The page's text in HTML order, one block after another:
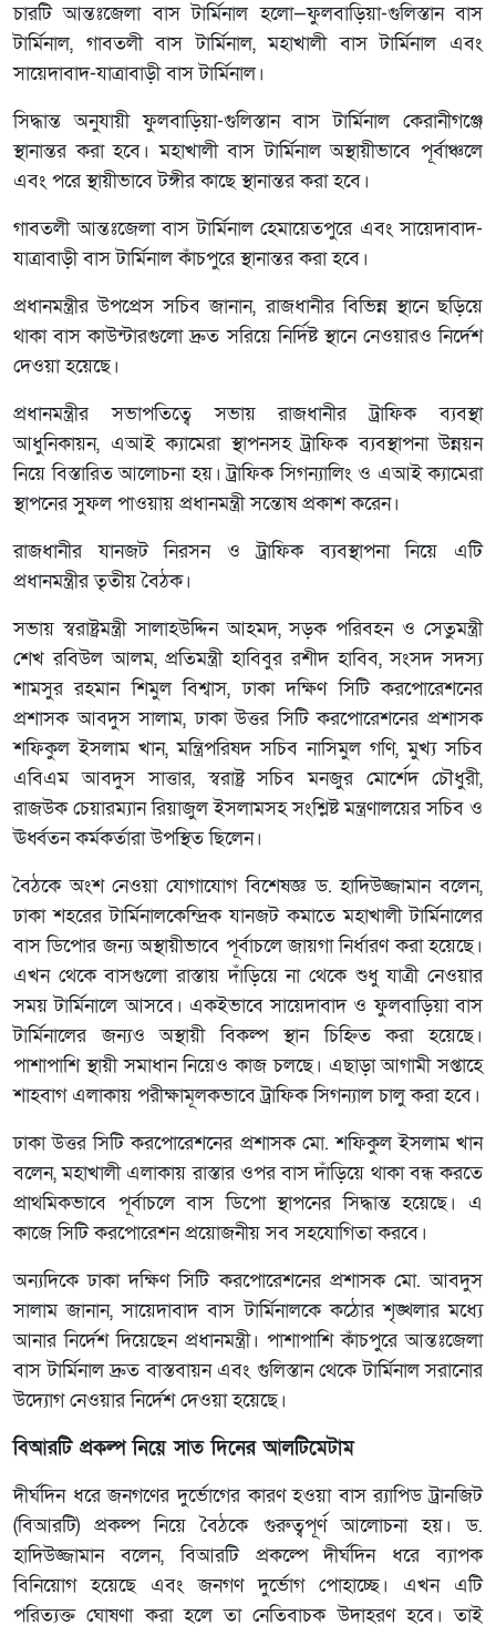
চারটি আন্তঃজেলা বাস টার্মিনাল হলো—ফুলবাড়িয়া-গুলিস্তান বাস
টার্মিনাল, গাবতলী বাস টার্মিনাল, মহাখালী বাস টার্মিনাল এবং
সায়েদাবাদ-যাত্রাবাড়ী বাস টার্মিনাল।
সিদ্ধান্ত অনুযায়ী ফুলবাড়িয়া-গুলিস্তান বাস টার্মিনাল কেরানীগঞ্জে
স্থানান্তর করা হবে। মহাখালী বাস টার্মিনাল অস্থায়ীভাবে পূর্বাঞ্চলে
এবং পরে স্থায়ীভাবে টঙ্গীর কাছে স্থানান্তর করা হবে।
গাবতলী আন্তঃজেলা বাস টার্মিনাল হেমায়েতপুরে এবং সায়েদাবাদ-
যাত্রাবাড়ী বাস টার্মিনাল কাঁচপুরে স্থানান্তর করা হবে।
প্রধানমন্ত্রীর উপপ্রেস সচিব জানান, রাজধানীর বিভিন্ন স্থানে ছড়িয়ে
থাকা বাস কাউন্টারগুলো দ্রুত সরিয়ে নির্দিষ্ট স্থানে নেওয়ারও নির্দেশ
দেওয়া হয়েছে।
প্রধানমন্ত্রীর সভাপতিত্বে সভায় রাজধানীর ট্রাফিক ব্যবস্থা
আধুনিকায়ন, এআই ক্যামেরা স্থাপনসহ ট্রাফিক ব্যবস্থাপনা উন্নয়ন
নিয়ে বিস্তারিত আলোচনা হয়। ট্রাফিক সিগন্যালিং ও এআই ক্যামেরা
স্থাপনের সুফল পাওয়ায় প্রধানমন্ত্রী সন্তোষ প্রকাশ করেন।
রাজধানীর যানজট নিরসন ও ট্রাফিক ব্যবস্থাপনা নিয়ে এটি
প্রধানমন্ত্রীর তৃতীয় বৈঠক।
সভায় স্বরাষ্ট্রমন্ত্রী সালাহউদ্দিন আহমদ, সড়ক পরিবহন ও সেতুমন্ত্রী
শেখ রবিউল আলম, প্রতিমন্ত্রী হাবিবুর রশীদ হাবিব, সংসদ সদস্য
শামসুর রহমান শিমুল বিশ্বাস, ঢাকা দক্ষিণ সিটি করপোরেশনের
প্রশাসক আবদুস সালাম, ঢাকা উত্তর সিটি করপোরেশনের প্রশাসক
শফিকুল ইসলাম খান, মন্ত্রিপরিষদ সচিব নাসিমুল গণি, মুখ্য সচিব
এবিএম আবদুস সাত্তার, স্বরাষ্ট্র সচিব মনজুর মোর্শেদ চৌধুরী,
রাজউক চেয়ারম্যান রিয়াজুল ইসলামসহ সংশ্লিষ্ট মন্ত্রণালয়ের সচিব ও
ঊর্ধ্বতন কর্মকর্তারা উপস্থিত ছিলেন।
বৈঠকে অংশ নেওয়া যোগাযোগ বিশেষজ্ঞ ড. হাদিউজ্জামান বলেন,
ঢাকা শহরের টার্মিনালকেন্দ্রিক যানজট কমাতে মহাখালী টার্মিনালের
বাস ডিপোর জন্য অস্থায়ীভাবে পূর্বাচলে জায়গা নির্ধারণ করা হয়েছে।
এখন থেকে বাসগুলো রাস্তায় দাঁড়িয়ে না থেকে শুধু যাত্রী নেওয়ার
সময় টার্মিনালে আসবে। একইভাবে সায়েদাবাদ ও ফুলবাড়িয়া বাস
টার্মিনালের জন্যও অস্থায়ী বিকল্প স্থান চিহ্নিত করা হয়েছে।
পাশাপাশি স্থায়ী সমাধান নিয়েও কাজ চলছে। এছাড়া আগামী সপ্তাহে
শাহবাগ এলাকায় পরীক্ষামূলকভাবে ট্রাফিক সিগন্যাল চালু করা হবে।
ঢাকা উত্তর সিটি করপোরেশনের প্রশাসক মো. শফিকুল ইসলাম খান
বলেন, মহাখালী এলাকায় রাস্তার ওপর বাস দাঁড়িয়ে থাকা বন্ধ করতে
প্রাথমিকভাবে পূর্বাচলে বাস ডিপো স্থাপনের সিদ্ধান্ত হয়েছে। এ
কাজে সিটি করপোরেশন প্রয়োজনীয় সব সহযোগিতা করবে।
অন্যদিকে ঢাকা দক্ষিণ সিটি করপোরেশনের প্রশাসক মো. আবদুস
সালাম জানান, সায়েদাবাদ বাস টার্মিনালকে কঠোর শৃঙ্খলার মধ্যে
আনার নির্দেশ দিয়েছেন প্রধানমন্ত্রী। পাশাপাশি কাঁচপুরে আন্তঃজেলা
বাস টার্মিনাল দ্রুত বাস্তবায়ন এবং গুলিস্তান থেকে টার্মিনাল সরানোর
উদ্যোগ নেওয়ার নির্দেশ দেওয়া হয়েছে।
বিআরটি প্রকল্প নিয়ে সাত দিনের আলটিমেটাম
দীর্ঘদিন ধরে জনগণের দুর্ভোগের কারণ হওয়া বাস র‍্যাপিড ট্রানজিট
(বিআরটি) প্রকল্প নিয়ে বৈঠকে গুরুত্বপূর্ণ আলোচনা হয়। ড.
হাদিউজ্জামান বলেন, বিআরটি প্রকল্পে দীর্ঘদিন ধরে ব্যাপক
বিনিয়োগ হয়েছে এবং জনগণ দুর্ভোগ পোহাচ্ছে। এখন এটি
পরিত্যক্ত ঘোষণা করা হলে তা নেতিবাচক উদাহরণ হবে। তাই